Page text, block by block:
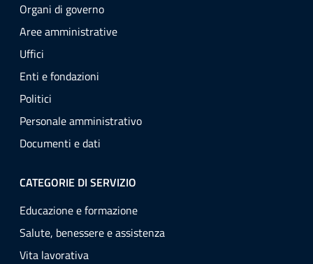
Organi di governo
Aree amministrative
Uffici
Enti e fondazioni
Politici
Personale amministrativo
Documenti e dati
CATEGORIE DI SERVIZIO
Educazione e formazione
Salute, benessere e assistenza
Vita lavorativa